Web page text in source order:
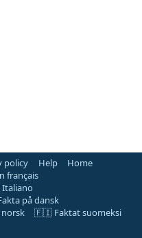
policy Help
Home
français
på dansk
🇫🇮 Faktat suomeksi